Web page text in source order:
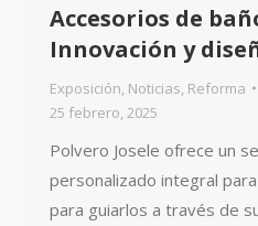
Accesorios de
Innovación y
Exposición, Noticias, Reforma
25 febrero, 2025
Polvero Josele ofrece un
personalizado integral
para guiarlos a través de